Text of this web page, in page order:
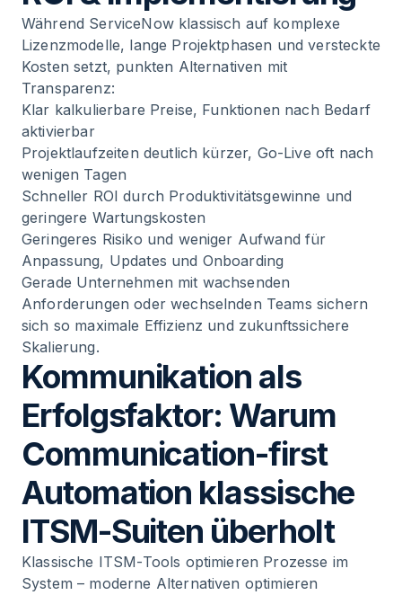
Während ServiceNow klassisch auf komplexe
Lizenzmodelle, lange Projektphasen und versteckte
Kosten setzt, punkten Alternativen mit
Transparenz:
Klar kalkulierbare Preise, Funktionen nach Bedarf
aktivierbar
Projektlaufzeiten deutlich kürzer, Go-Live oft nach
wenigen Tagen
Schneller ROI durch Produktivitätsgewinne und
geringere Wartungskosten
Geringeres Risiko und weniger Aufwand für
Anpassung, Updates und Onboarding
Gerade Unternehmen mit wachsenden
Anforderungen oder wechselnden Teams sichern
sich so maximale Effizienz und zukunftssichere
Skalierung.
Kommunikation als
Erfolgsfaktor: Warum
Communication-first
Automation klassische
ITSM-Suiten überholt
Klassische ITSM-Tools optimieren Prozesse im
System – moderne Alternativen optimieren